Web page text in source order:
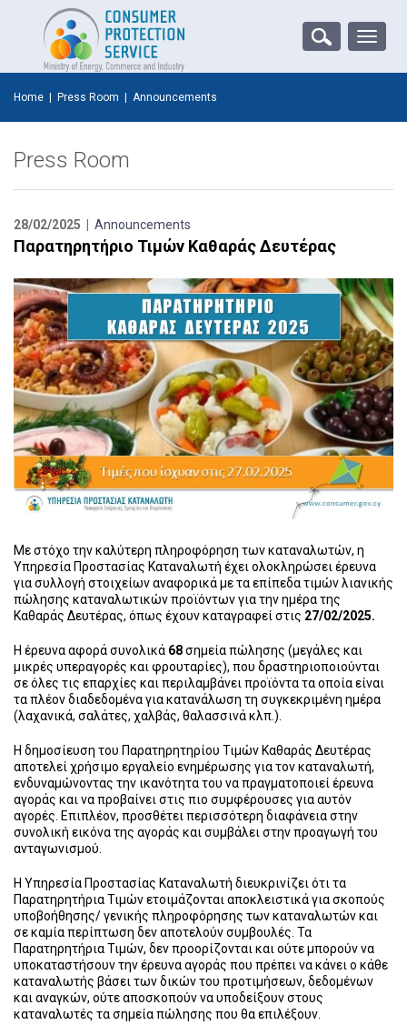
Toggle
Home Press Room Announcements
Press Room
28/02/2025 | Announcements
Παρατηρητήριο Τιμών Καθαράς Δευτέρας
Με στόχο την καλύτερη πληροφόρηση των καταναλωτών, η
Υπηρεσία Προστασίας Καταναλωτή έχει ολοκληρώσει έρευνα
για συλλογή στοιχείων αναφορικά με τα επίπεδα τιμών λιανικής
πώλησης καταναλωτικών προϊόντων για την ημέρα της
Καθαράς Δευτέρας, όπως έχουν καταγραφεί στις 27/02/2025.
Η έρευνα αφορά συνολικά 68σημεία πώλησης (μεγάλες και
μικρές υπεραγορές και φρουταρίες), που δραστηριοποιούνται
σε όλες τις επαρχίες και περιλαμβάνει προϊόντα τα οποία είναι
τα πλέον διαδεδομένα για κατανάλωση τη συγκεκριμένη ημέρα
(λαχανικά, σαλάτες, χαλβάς, θαλασσινά κλπ.).
Η δημοσίευση του Παρατηρητηρίου Τιμών Καθαράς Δευτέρας
αποτελεί χρήσιμο εργαλείο ενημέρωσης για τον καταναλωτή,
ενδυναμώνοντας την ικανότητα του να πραγματοποιεί έρευνα
αγοράς και να προβαίνει στις πιο συμφέρουσες για αυτόν
αγορές. Επιπλέον, προσθέτει περισσότερη διαφάνεια στην
συνολική εικόνα της αγοράς και συμβάλει στην προαγωγή του
ανταγωνισμού.
Η Υπηρεσία Προστασίας Καταναλωτή διευκρινίζει ότι τα
Παρατηρητήρια Τιμών ετοιμάζονται αποκλειστικά για σκοπούς
υποβοήθησης/ γενικής πληροφόρησης των καταναλωτών και
σε καμία περίπτωση δεν αποτελούν συμβουλές. Τα
Παρατηρητήρια Τιμών, δεν προορίζονται και ούτε μπορούν να
υποκαταστήσουν την έρευνα αγοράς που πρέπει να κάνει ο κάθε
καταναλωτής βάσει των δικών του προτιμήσεων, δεδομένων
και αναγκών, ούτε αποσκοπούν να υποδείξουν στους
καταναλωτές τα σημεία πώλησης που θα επιλέξουν.